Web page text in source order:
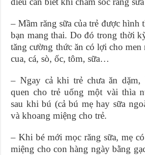
– Mầm răng sữa của trẻ được hình
bạn mang thai. Do đó trong thời
tăng cường thức ăn có lợi cho men
cua, cá, sò, ốc, tôm, sữa…
– Ngay cả khi trẻ chưa ăn dặm,
quen cho trẻ uống một vài thìa
sau khi bú (cả bú mẹ hay sữa
và khoang miệng cho trẻ.
– Khi bé mới mọc răng sữa, mẹ
miệng cho con hàng ngày bằng